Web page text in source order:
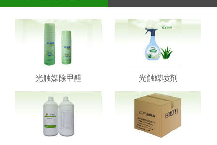
寸，商用机器的价格是确定的。
2.然后将机器安装在悬挂板上并
3.取出遥控器并将其调整到您想
要的频率。根据你设定的频率，
这台机器每天都能正常工作。
4、香味为卫生间开发的除臭剂
精油一起使用，达到卫生间除臭
剂除香的效果。
光触媒除甲醛 光触媒喷剂